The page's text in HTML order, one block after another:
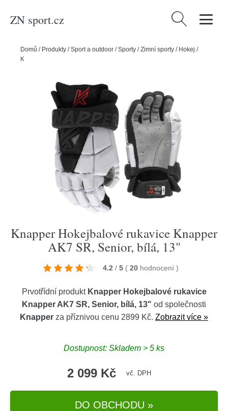
ZN sport.cz Vyhledávání
Domů / Produkty /Sport a outdoor /Sporty /Zimní sporty / Hokej /
Knapper Hokejbalové rukavice Knapper AK7 SR, Senior, bílá, 13"
Knapper Hokejbalové rukavice Knapper
AK7 SR, Senior, bílá, 13"
4.2 / 5 ( 20 hodnocení )
Prvotřídní produkt Knapper Hokejbalové rukavice
Knapper AK7 SR, Senior, bílá, 13" od společnosti
Knapper za příznivou cenu 2899 Kč. Zobrazit více »
Dostupnost: Skladem > 5 ks
2 099 Kč vč. DPH
DO OBCHODU »